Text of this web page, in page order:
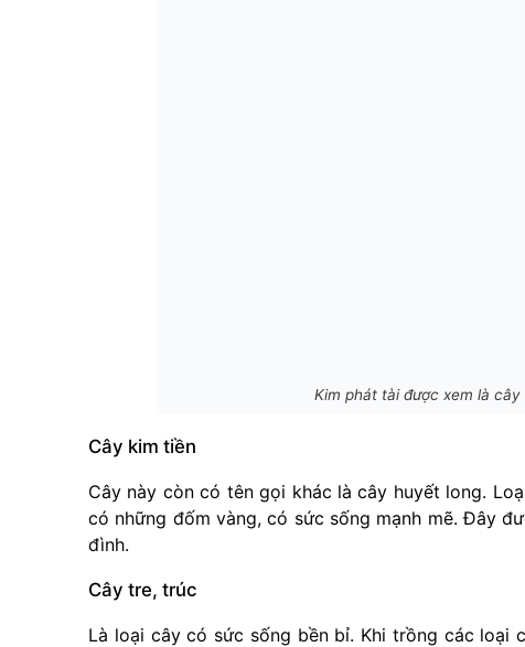
Kim phát tài được xem là
Cây kim tiền
Cây này còn có tên gọi khác là cây huyết long.
có những đốm vàng, có sức sống mạnh mẽ. Đây
đình.
Cây tre, trúc
Là loại cây có sức sống bền bỉ. Khi trồng các loại